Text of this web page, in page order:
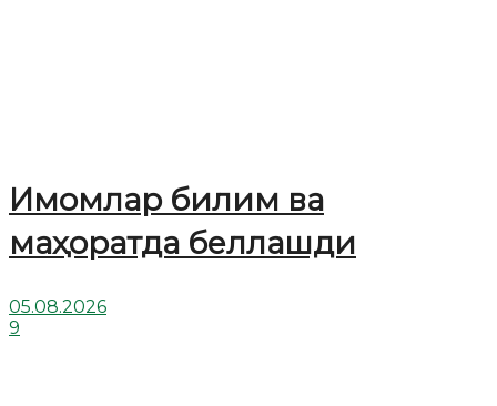
Имомлар билим ва
маҳоратда беллашди
05.08.2026
9